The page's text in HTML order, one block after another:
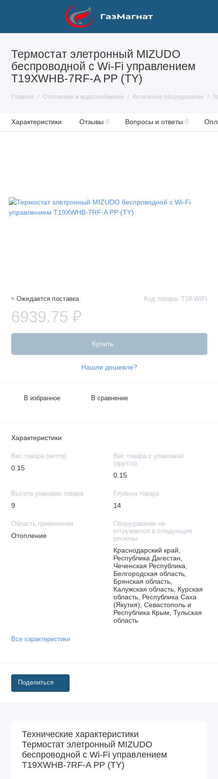
Термостат элетронный MIZUDO
беспроводной с Wi-Fi управлением
Т19ХWHB-7RF-A PP (TY)
Главная Отопление и водоснабжение Котельное оборудование
Характеристики Отзывы 0 Вопросы и ответы 0
Ожидается поставка Код товара: T19-WIFI
6939.75 ₽
Купить
Нашли дешевле?
В избранное В сравнение
Характеристики
Вес товара (нетто)
0.15
Вес товара с упаковкой
(брутто)
0.15
Высота упаковки товара
9
Глубина товара
14
Область применения
Отопление
Оборудование не
отгружается в следующие
регионы
Краснодарский край,
Республика Дагестан,
Чеченская Республика,
Белгородская область,
Брянская область,
Калужская область, Курская
область, Республика Саха
(Якутия), Севастополь и
Республика Крым, Тульская
область
Все характеристики
Поделиться
Технические характеристики
Термостат элетронный MIZUDO
беспроводной с Wi-Fi управлением
Т19ХWHB-7RF-A PP (TY)